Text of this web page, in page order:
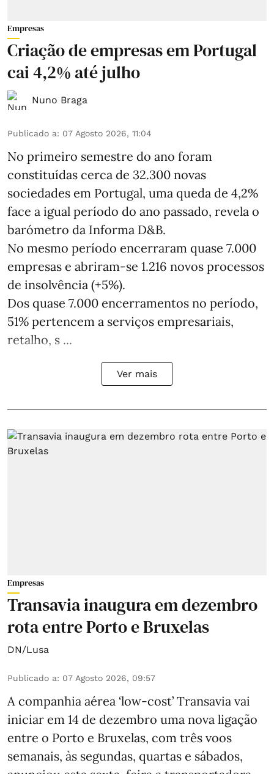
Empresas
Criação de empresas em Portugal
cai 4,2% até julho
Nuno Braga
Publicado a: 07 Agosto 2026, 11:04
No primeiro semestre do ano foram
constituídas cerca de 32.300 novas
sociedades em Portugal, uma queda de 4,2%
face a igual período do ano passado, revela o
barómetro da Informa D&B.
No mesmo período encerraram quase 7.000
empresas e abriram‑se 1.216 novos processos
de insolvência (+5%).
Dos quase 7.000 encerramentos no período,
51% pertencem a serviços empresariais,
retalho, s ...
Ver mais
Empresas
Transavia inaugura em dezembro
rota entre Porto e Bruxelas
DN/Lusa
Publicado a: 07 Agosto 2026, 09:57
A companhia aérea ‘low-cost’ Transavia vai
iniciar em 14 de dezembro uma nova ligação
entre o Porto e Bruxelas, com três voos
semanais, às segundas, quartas e sábados,